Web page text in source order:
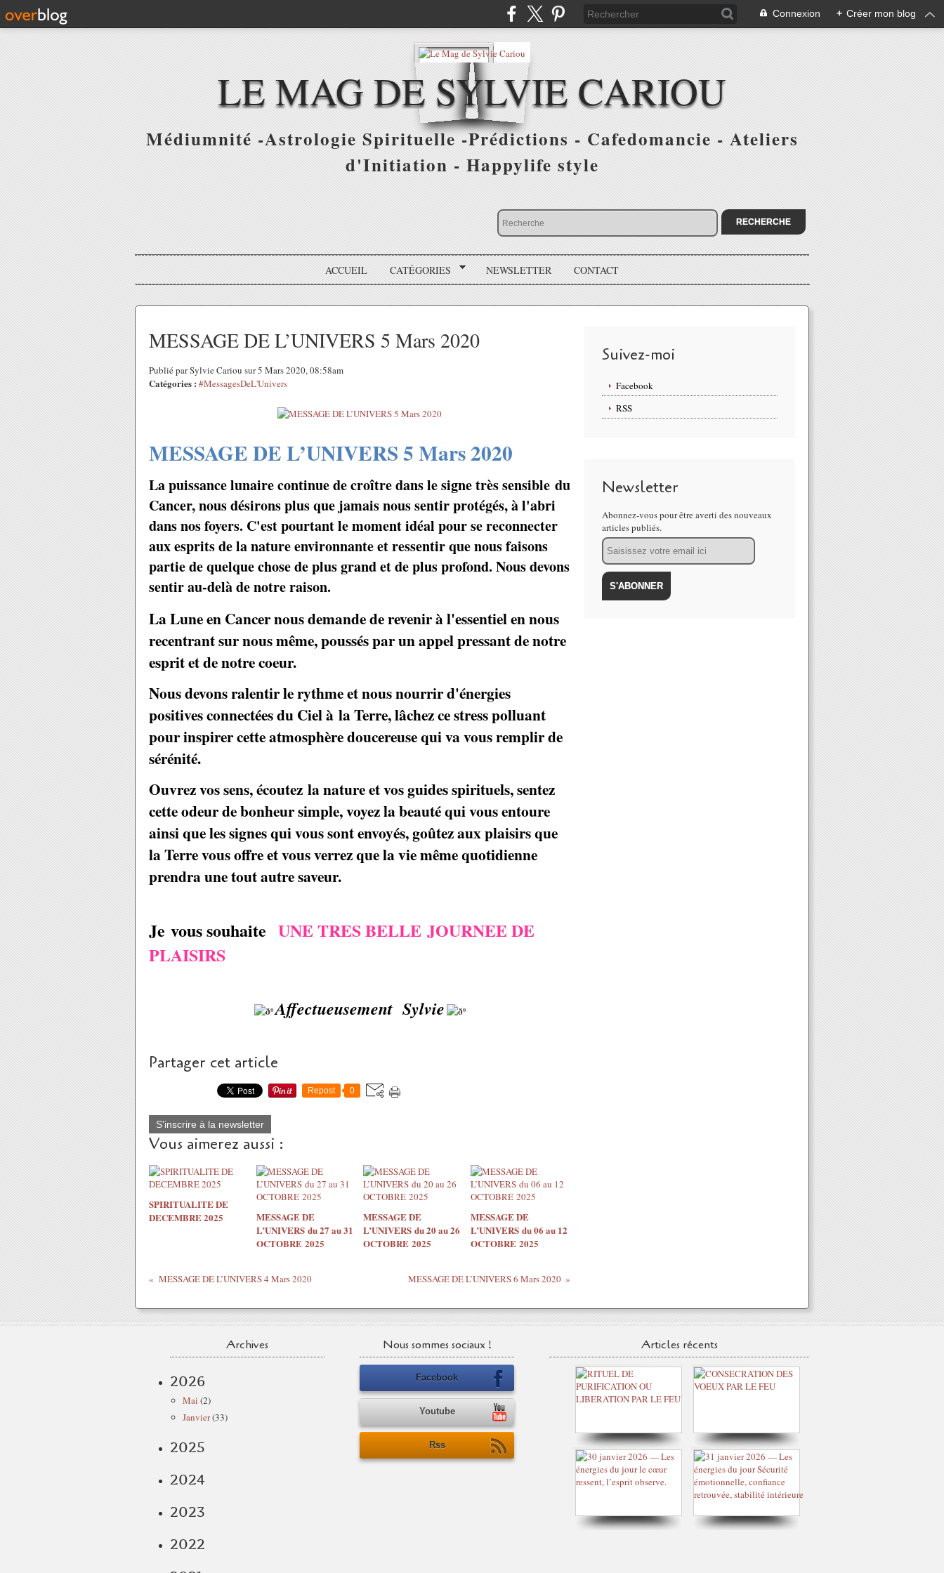
Connexion + Créer mon blog
LE MAG DE SYLVIE CARIOU
Médiumnité -Astrologie Spirituelle -Prédictions - Cafedomancie - Ateliers
d'Initiation - Happylife style
ACCUEIL CATÉGORIES NEWSLETTER CONTACT
MESSAGE DE L’UNIVERS 5 Mars 2020
Publié par Sylvie Cariou sur 5 Mars 2020, 08:58am
Catégories : #MessagesDeL'Univers
MESSAGE DE L’UNIVERS5 Mars 2020
La puissance lunaire continue de croître dans le signe très sensible du
Cancer, nous désirons plus que jamais nous sentir protégés, à l'abri
dans nos foyers. C'est pourtant le moment idéal pour se reconnecter
aux esprits de la nature environnante et ressentir que nous faisons
partie de quelque chose de plus grand et de plus profond. Nous devons
sentir au-delà de notre raison.
La Lune en Cancer nous demande de revenir à l'essentiel en nous
recentrant sur nous même, poussés par un appel pressant de notre
esprit et de notre coeur.
Nous devons ralentir le rythme et nous nourrir d'énergies
positives connectées du Ciel à la Terre, lâchez ce stress polluant
pour inspirer cette atmosphère doucereuse qui va vous remplir de
sérénité.
Ouvrez vos sens, écoutez la nature et vos guides spirituels, sentez
cette odeur de bonheur simple, voyez la beauté qui vous entoure
ainsi que les signes qui vous sont envoyés, goûtez aux plaisirs que
la Terre vous offre et vous verrez que la vie même quotidienne
prendra une tout autre saveur.
Je vous souhaite UNE TRES BELLE JOURNEE DE
PLAISIRS
Affectueusement Sylvie
Partager cet article
Repost 0
S'inscrire à la newsletter
Vous aimerez aussi :
SPIRITUALITE DE
DECEMBRE 2025
MESSAGE DE
L’UNIVERS du 27 au 31
OCTOBRE 2025
MESSAGE DE
L’UNIVERS du 20 au 26
OCTOBRE 2025
MESSAGE DE
L’UNIVERS du 06 au 12
OCTOBRE 2025
MESSAGE DE L’UNIVERS 4 Mars 2020 MESSAGE DE L’UNIVERS 6 Mars 2020
Suivez-moi
Facebook
RSS
Newsletter
Abonnez-vous pour être averti des nouveaux
articles publiés.
Email
Archives
2026
Mai (2)
Janvier(33)
2025
2024
2023
2022
Nous sommes sociaux !
Facebook
Youtube
Rss
Articles récents